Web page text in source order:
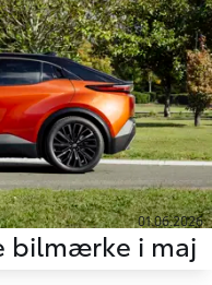
01.06.2026
bilmærke i maj